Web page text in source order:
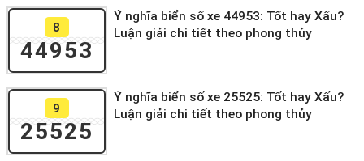
8
44953
Ý nghĩa biển số xe 44953: Tốt hay Xấu?
Luận giải chi tiết theo phong thủy
9
25525
Ý nghĩa biển số xe 25525: Tốt hay Xấu?
Luận giải chi tiết theo phong thủy